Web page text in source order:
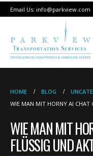
Email Us: info@parkview.com
HOME BLOG
WIE MAN MIT HORNY AI CHAT
WIE MAN MIT
FLÜSSIG UND